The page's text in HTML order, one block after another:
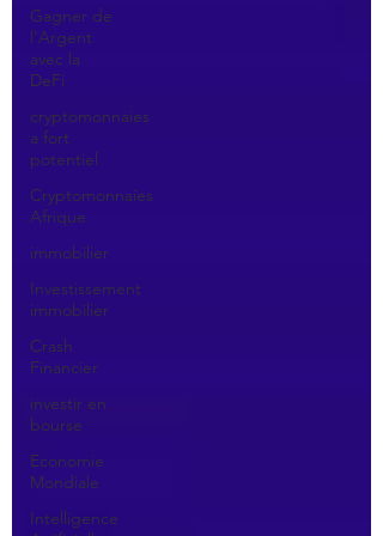
Gagner de
l'Argent
avec la
DeFi
cryptomonnaies
a fort
potentiel
Cryptomonnaies
Afrique
immobilier
Investissement
immobilier
Crash
Financier
investir en
bourse
Economie
Mondiale
Intelligence